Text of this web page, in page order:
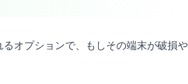
オプションで、もしその端末が破損や